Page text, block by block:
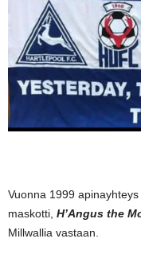
Vuonna 1999
maskotti, H’Angus the
Millwallia vastaan.